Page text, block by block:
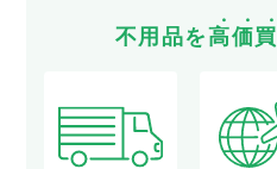
不用品を高価買